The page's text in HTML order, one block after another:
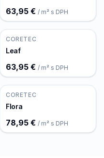
63,95 € / m² s DPH
CORETEC
Leaf
63,95 € / m² s DPH
CORETEC
Flora
78,95 € / m² s DPH